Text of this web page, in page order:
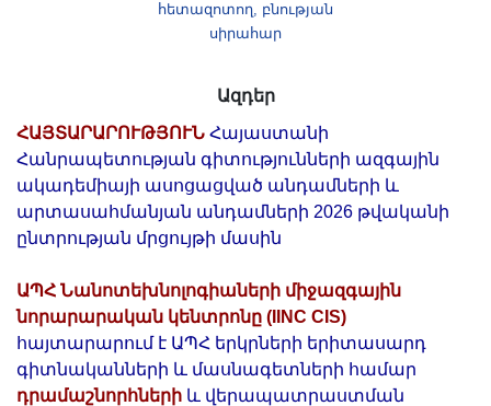
հետազոտող, բնության
սիրահար
Ազդեր
ՀԱՅՏԱՐԱՐՈՒԹՅՈՒՆ Հայաստանի
Հանրապետության գիտությունների ազգային
ակադեմիայի ասոցացված անդամների և
արտասահմանյան անդամների 2026 թվականի
ընտրության մրցույթի մասին
ԱՊՀ Նանոտեխնոլոգիաների միջազգային
նորարարական կենտրոնը (IINC CIS)
հայտարարում է ԱՊՀ երկրների երիտասարդ
գիտնականների և մասնագետների համար
դրամաշնորհների և վերապատրաստման